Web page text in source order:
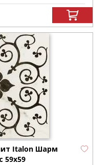
Italon Шарм
59x59